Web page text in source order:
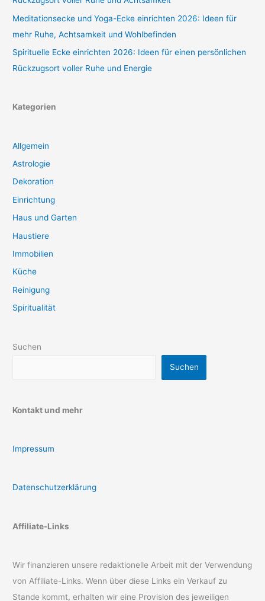
Meditationsecke und Yoga-Ecke einrichten 2026: Ideen für
mehr Ruhe, Achtsamkeit und Wohlbefinden
Spirituelle Ecke einrichten 2026: Ideen für einen persönlichen
Rückzugsort voller Ruhe und Energie
Kategorien
Allgemein
Astrologie
Dekoration
Einrichtung
Haus und Garten
Haustiere
Immobilien
Küche
Reinigung
Spiritualität
Suchen
Suchen
Kontakt und mehr
Impressum
Datenschutzerklärung
Affiliate-Links
Wir finanzieren unsere redaktionelle Arbeit mit der Verwendung
von Affiliate-Links. Wenn über diese Links ein Verkauf zu
Stande kommt, erhalten wir eine Provision des jeweiligen